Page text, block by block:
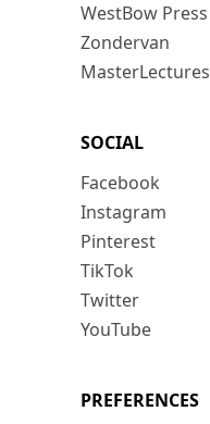
WestBow Press
Zondervan
MasterLectures
SOCIAL
Facebook
Instagram
Pinterest
TikTok
Twitter
YouTube
PREFERENCES